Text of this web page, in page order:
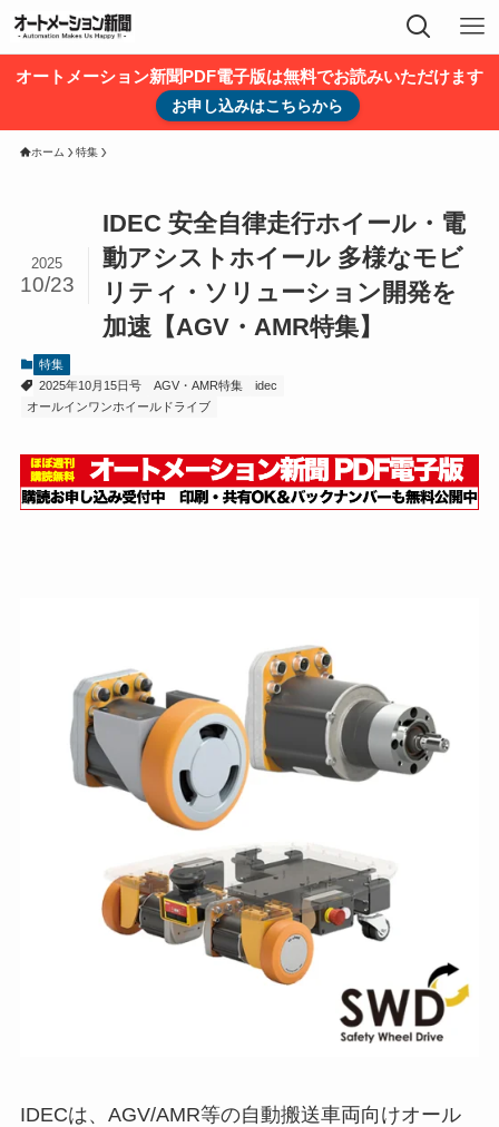
オートメーション新聞PDF電子版は無料でお読みいただけます
お申し込みはこちらから
ホーム 特集
IDEC 安全自律走行ホイール・電
動アシストホイール 多様なモビ
リティ・ソリューション開発を
加速【AGV・AMR特集】
2025
10/23
特集
2025年10月15日号
AGV・AMR特集
idec
オールインワンホイールドライブ
IDECは、AGV/AMR等の自動搬送車両向けオール